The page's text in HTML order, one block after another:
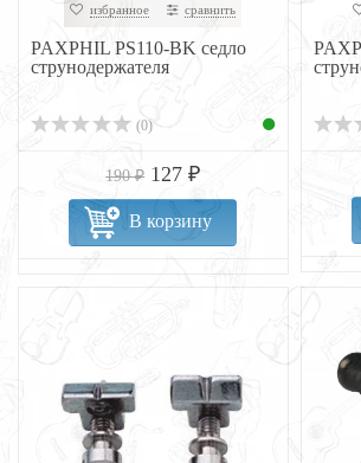
избранное сравнить
PAXPHIL PS110-BK седло
струнодержателя
(0)
190 ₽ 127 ₽
В корзину